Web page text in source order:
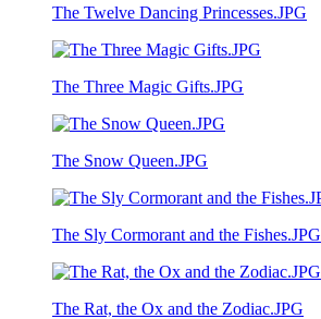
The Twelve Dancing Princesses.JPG
The Three Magic Gifts.JPG
The Snow Queen.JPG
The Sly Cormorant and the Fishes.JPG
The Rat, the Ox and the Zodiac.JPG